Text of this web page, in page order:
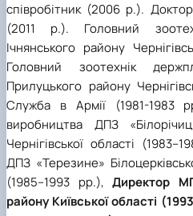
співробітник (2006 р.).
(2011 р.). Головний
Ічнянського району
Головний зоотехнік
Прилуцького району
Служба в Армії (1981-1983
виробництва ДПЗ
Чернігівської області
ДПЗ «Терезине»
(1985–1993 рр.),Директор
району Київської області